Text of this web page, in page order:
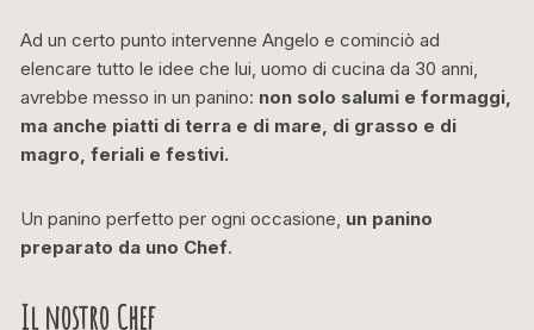
Ad un certo punto intervenne Angelo e cominciò ad
elencare tutto le idee che lui, uomo di cucina da 30 anni,
avrebbe messo in un panino: non solo salumi e formaggi,
ma anche piatti di terra e di mare, di grasso e di
magro, feriali e festivi.
Un panino perfetto per ogni occasione, un panino
preparato da uno Chef.
Il nostro Chef